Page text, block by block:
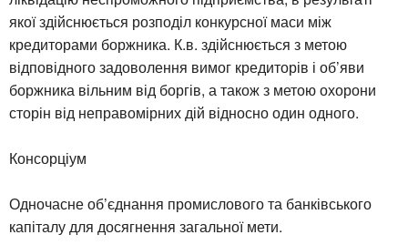
якої здійснюється розподіл конкурсної маси між
кредиторами боржника. К.в. здійснюється з метою
відповідного задоволення вимог кредиторів і об’яви
боржника вільним від боргів, а також з метою охорони
сторін від неправомірних дій відносно один одного.
Консорціум
Одночасне об’єднання промислового та банківського
капіталу для досягнення загальної мети.